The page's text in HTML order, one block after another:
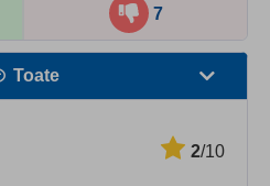
7
Toate
2/10